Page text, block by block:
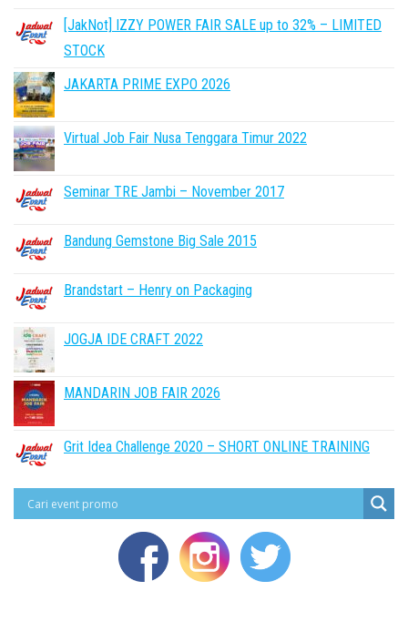
[JakNot] IZZY POWER FAIR SALE up to 32% – LIMITED
STOCK
JAKARTA PRIME EXPO 2026
Virtual Job Fair Nusa Tenggara Timur 2022
Seminar TRE Jambi – November 2017
Bandung Gemstone Big Sale 2015
Brandstart – Henry on Packaging
JOGJA IDE CRAFT 2022
MANDARIN JOB FAIR 2026
Grit Idea Challenge 2020 – SHORT ONLINE TRAINING